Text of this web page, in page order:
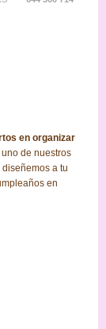
en organizar
uno de nuestros
a tu
en